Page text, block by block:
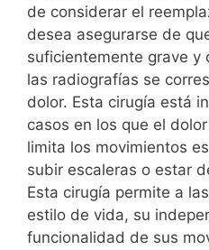
de considerar el
desea asegurarse de
suficientemente grave y
las radiografías se
dolor. Esta cirugía está
casos en los que el
limita los movimientos
subir escaleras o estar
Esta cirugía permite a
estilo de vida, su
funcionalidad de sus